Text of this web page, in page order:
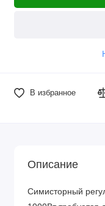
В избранное
Описание
Симисторный